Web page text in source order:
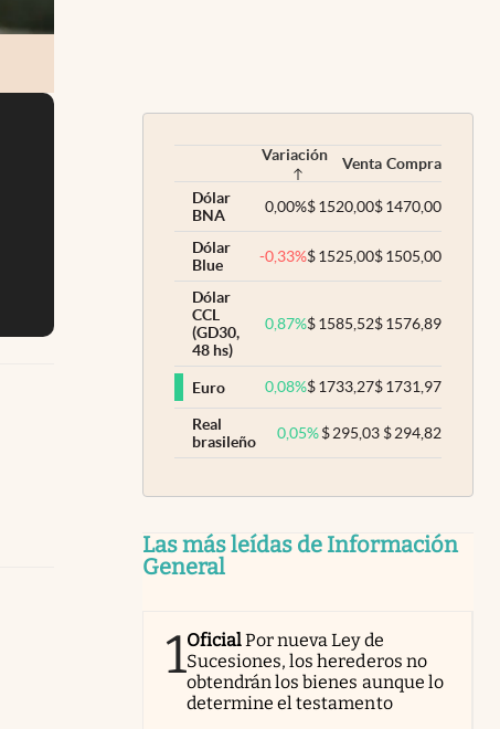
Variación Venta Compra
Dólar
BNA
0,00%$1520,00$1470,00
Dólar
Blue
-0,33%$1525,00$1505,00
Dólar
CCL
(GD30,
48 hs)
0,87%$1585,52$1576,89
Euro 0,08%$1733,27$1731,97
Real
brasileño
0,05% $295,03 $294,82
Las más leídas de Información
General
1OficialPor nueva Ley de
Sucesiones, los herederos no
obtendrán los bienes aunque lo
determine el testamento